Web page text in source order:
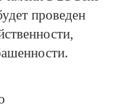
проведен